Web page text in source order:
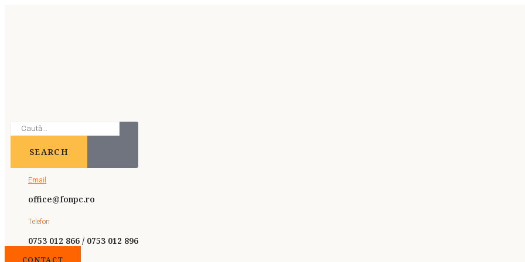
SEARCH
Email
office@fonpc.ro
Telefon
0753 012 866 / 0753 012 896
CONTACT